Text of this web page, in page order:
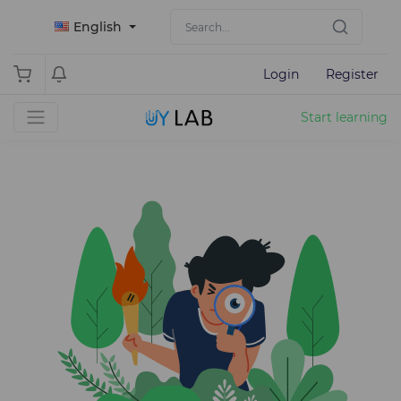
English
Login Register
Start learning